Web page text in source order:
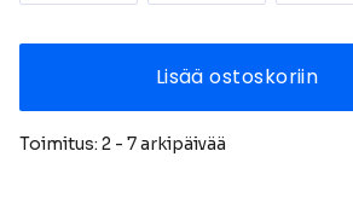
Lisää ostoskoriin
Toimitus: 2 - 7 arkipäivää